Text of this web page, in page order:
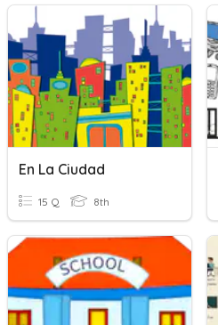
En La Ciudad
15 Q 8th